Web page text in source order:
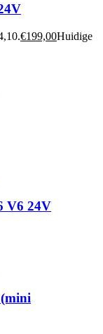
€199,00Huidige
V6 24V